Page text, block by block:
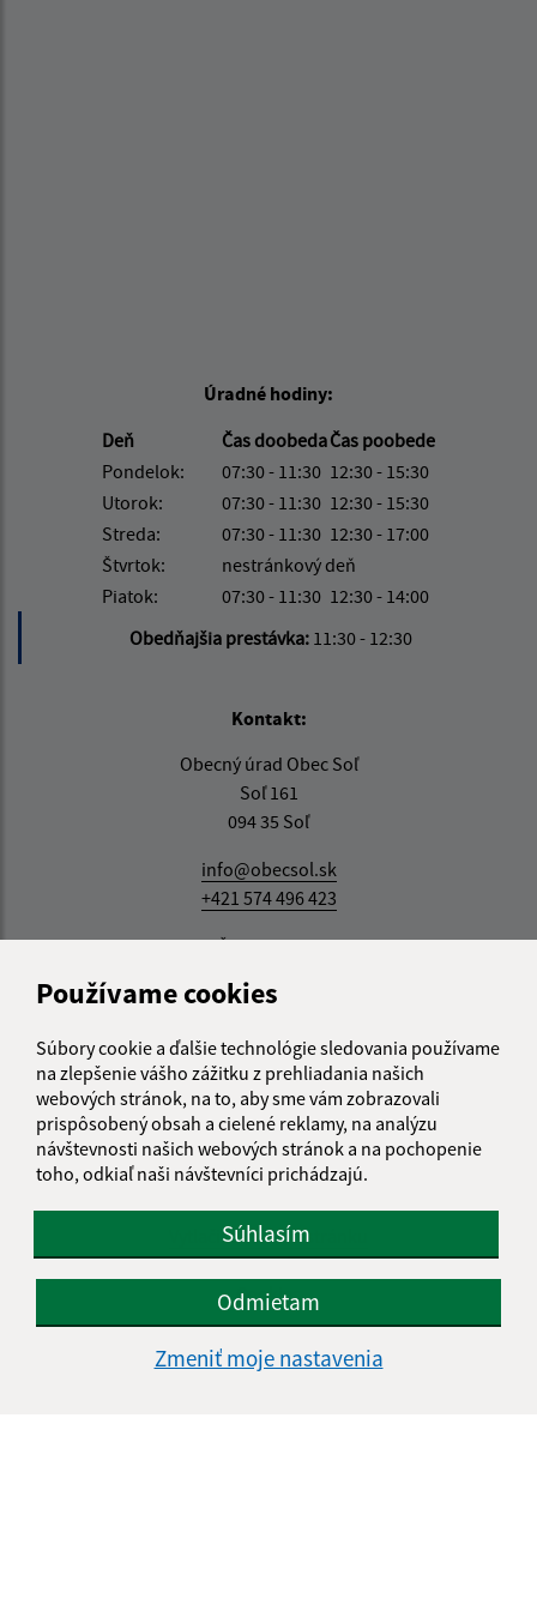
Používame cookies
Súbory cookie a ďalšie technológie sledovania používame
na zlepšenie vášho zážitku z prehliadania našich
webových stránok, na to, aby sme vám zobrazovali
prispôsobený obsah a cielené reklamy, na analýzu
návštevnosti našich webových stránok a na pochopenie
toho, odkiaľ naši návštevníci prichádzajú.
Súhlasím
Odmietam
Zmeniť moje nastavenia
Úradné hodiny:
Deň
Čas doobedaČas poobede
Pondelok:
07:30 - 11:30 12:30 - 15:30
Utorok:
07:30 - 11:30 12:30 - 15:30
Streda:
07:30 - 11:30 12:30 - 17:00
Štvrtok:
nestránkový deň
Piatok:
07:30 - 11:30 12:30 - 14:00
Obedňajšia prestávka: 11:30 - 12:30
Kontakt:
Obecný úrad Obec Soľ
Soľ 161
094 35 Soľ
info@obecsol.sk
+421 574 496 423
IČO: 00332861
Informácie o stránke:
Vyhlásenie o prístupnosti
Autorské práva
Ochrana osobných údajov
Navigácia:
Vytlačiť aktuálnu stránku
Mapa stránok
Cookies